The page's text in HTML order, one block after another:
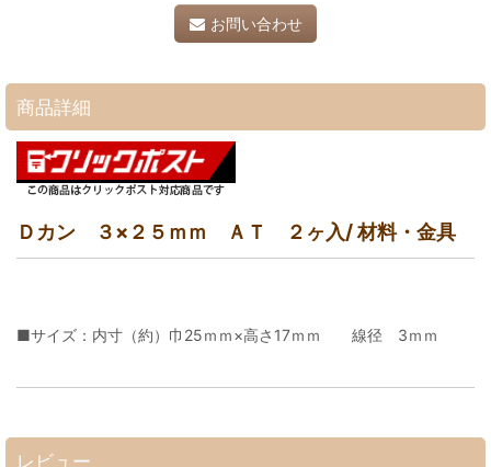
お問い合わせ
商品詳細
Ｄカン ３×２５ｍｍ ＡＴ ２ヶ入/ 材料・金具
■サイズ：内寸（約）巾25ｍｍ×高さ17ｍｍ 線径 3ｍｍ
レビュー